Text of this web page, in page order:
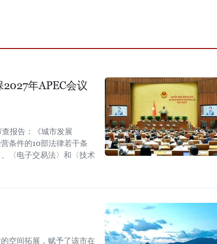
年APEC会议
报告：《城市发展
条件的10部法律若干条
〈电子交易法〉和〈技术
空间拓展，赋予了该市在